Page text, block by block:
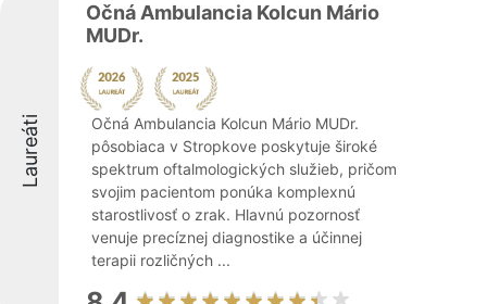
Laureáti
Očná Ambulancia Kolcun Mário
MUDr.
Očná Ambulancia Kolcun Mário MUDr.
pôsobiaca v Stropkove poskytuje široké
spektrum oftalmologických služieb, pričom
svojim pacientom ponúka komplexnú
starostlivosť o zrak. Hlavnú pozornosť
venuje precíznej diagnostike a účinnej
terapii rozličných ...